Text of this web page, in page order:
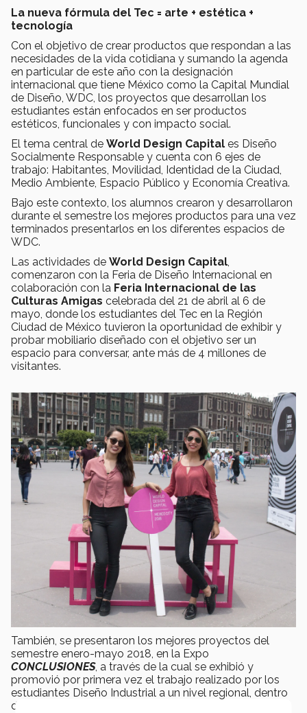
La nueva fórmula del Tec = arte + estética +
tecnología
Con el objetivo de crear productos que respondan a las
necesidades de la vida cotidiana y sumando la agenda
en particular de este año con la designación
internacional que tiene México como la Capital Mundial
de Diseño, WDC, los proyectos que desarrollan los
estudiantes están enfocados en ser productos
estéticos, funcionales y con impacto social.
El tema central de World Design Capital es Diseño
Socialmente Responsable y cuenta con 6 ejes de
trabajo: Habitantes, Movilidad, Identidad de la Ciudad,
Medio Ambiente, Espacio Público y Economía Creativa.
Bajo este contexto, los alumnos crearon y desarrollaron
durante el semestre los mejores productos para una vez
terminados presentarlos en los diferentes espacios de
WDC.
Las actividades de World Design Capital
comenzaron con la Feria de Diseño Internacional en
colaboración con la Feria Internacional de las
Culturas Amigas celebrada del 21 de abril al 6 de
mayo, donde los estudiantes del Tec en la Región
Ciudad de México tuvieron la oportunidad de exhibir y
probar mobiliario diseñado con el objetivo ser un
espacio para conversar, ante más de 4 millones de
visitantes.
También, se presentaron los mejores proyectos del
semestre enero-mayo 2018, en la Expo
CONCLUSIONES, a través de la cual se exhibió y
promovió por primera vez el trabajo realizado por los
estudiantes Diseño Industrial a un nivel regional, dentro
de la agenda del